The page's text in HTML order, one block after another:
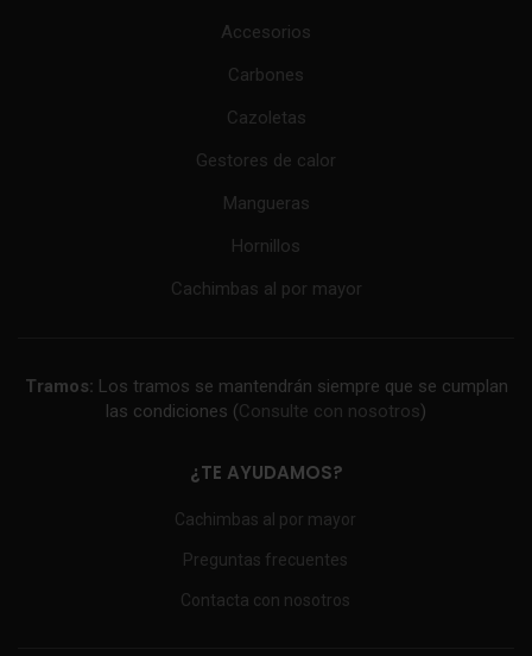
Accesorios
Carbones
Cazoletas
Gestores de calor
Mangueras
Hornillos
Cachimbas al por mayor
Tramos: Los tramos se mantendrán siempre que se cumplan
las condiciones (Consulte con nosotros)
¿TE AYUDAMOS?
Cachimbas al por mayor
Preguntas frecuentes
Contacta con nosotros